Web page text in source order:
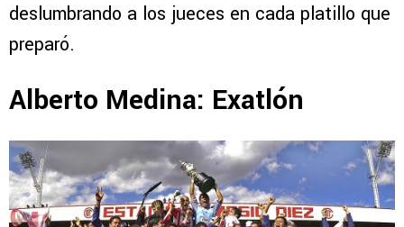
deslumbrando a los jueces en cada platillo que
preparó.
Alberto Medina: Exatlón